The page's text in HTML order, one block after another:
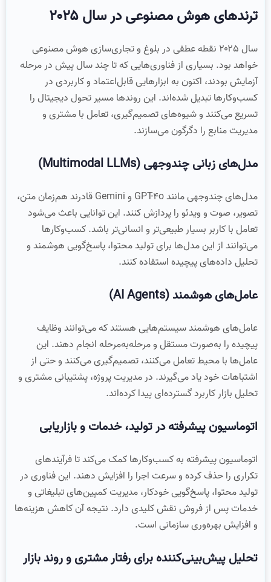
ترندهای هوش مصنوعی در سال ۲۰۲۵
سال ۲۰۲۵ نقطه عطفی در بلوغ و تجاری‌سازی هوش مصنوعی
خواهد بود. بسیاری از فناوری‌هایی که تا چند سال پیش در مرحله
آزمایش بودند، اکنون به ابزارهایی قابل‌اعتماد و کاربردی در
کسب‌وکارها تبدیل شده‌اند. این روندها مسیر تحول دیجیتال را
تسریع می‌کنند و شیوه‌های تصمیم‌گیری، تعامل با مشتری و
مدیریت منابع را دگرگون می‌سازند.
مدل‌های زبانی چندوجهی (Multimodal LLMs)
مدل‌های چندوجهی مانند GPT-4o و Gemini قادرند هم‌زمان متن،
تصویر، صوت و ویدئو را پردازش کنند. این توانایی باعث می‌شود
تعامل با کاربر بسیار طبیعی‌تر و انسانی‌تر باشد. کسب‌وکارها
می‌توانند از این مدل‌ها برای تولید محتوا، پاسخ‌گویی هوشمند و
تحلیل داده‌های پیچیده استفاده کنند.
عامل‌های هوشمند (AI Agents)
عامل‌های هوشمند سیستم‌هایی هستند که می‌توانند وظایف
پیچیده را به‌صورت مستقل و مرحله‌به‌مرحله انجام دهند. این
عامل‌ها با محیط تعامل می‌کنند، تصمیم‌گیری می‌کنند و حتی از
اشتباهات خود یاد می‌گیرند. در مدیریت پروژه، پشتیبانی مشتری و
تحلیل بازار کاربرد گسترده‌ای پیدا کرده‌اند.
اتوماسیون پیشرفته در تولید، خدمات و بازاریابی
اتوماسیون پیشرفته به کسب‌وکارها کمک می‌کند تا فرآیندهای
تکراری را حذف کرده و سرعت اجرا را افزایش دهند. این فناوری در
تولید محتوا، پاسخ‌گویی خودکار، مدیریت کمپین‌های تبلیغاتی و
خدمات پس از فروش نقش کلیدی دارد. نتیجه آن کاهش هزینه‌ها
و افزایش بهره‌وری سازمانی است.
تحلیل پیش‌بینی‌کننده برای رفتار مشتری و روند بازار